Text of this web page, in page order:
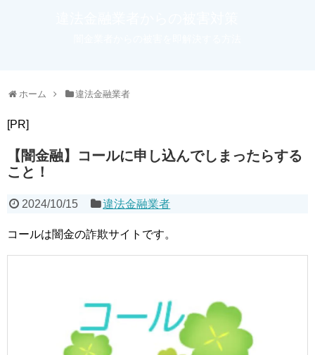
ホーム 違法金融業者
[PR]
【闇金融】コールに申し込んでしまったらする
こと！
2024/10/15 違法金融業者
コールは闇金の詐欺サイトです。